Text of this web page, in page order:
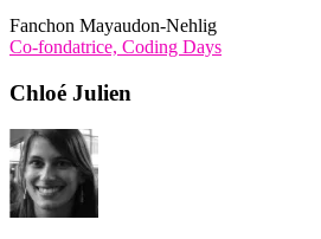
Fanchon Mayaudon-Nehlig
Co-fondatrice, Coding Days
Chloé Julien